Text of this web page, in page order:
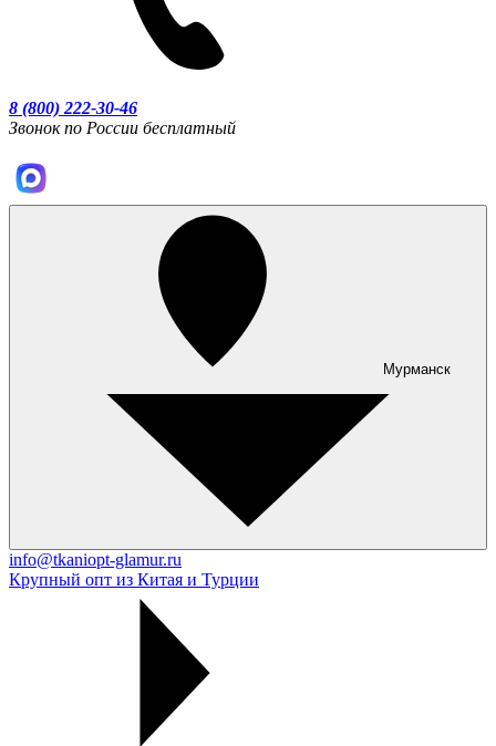
8 (800) 222-30-46
Звонок по России бесплатный
Мурманск
info@tkaniopt-glamur.ru
Крупный опт из Китая и Турции